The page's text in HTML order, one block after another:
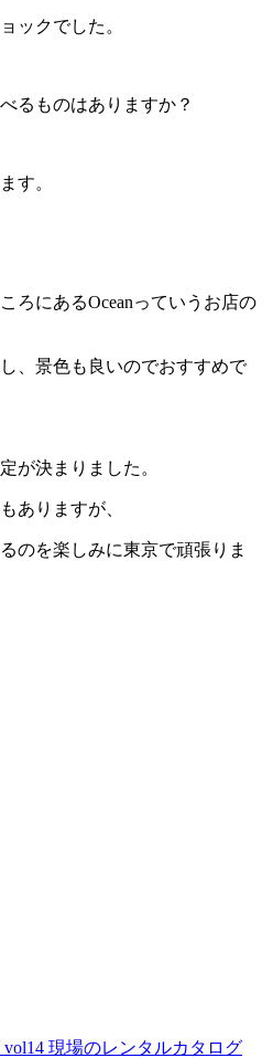
ックでした。
るものはありますか？
す。
ろにあるOceanっていうお店の
、景色も良いのでおすすめで
が決まりました。
ありますが、
のを楽しみに東京で頑張りま
現場のレンタルカタログ